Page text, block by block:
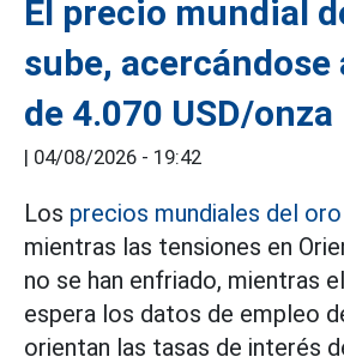
El precio mundial
sube, acercándose
de 4.070 USD/onza
| 04/08/2026 - 19:42
Los precios mundiales del oro
mientras las tensiones en
no se han enfriado, mientras
espera los datos de empleo
orientan las tasas de interés